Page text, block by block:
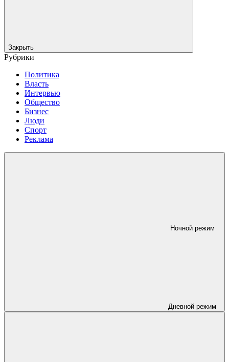
Закрыть
Рубрики
Политика
Власть
Интервью
Общество
Бизнес
Люди
Спорт
Реклама
Ночной режим
Дневной режим